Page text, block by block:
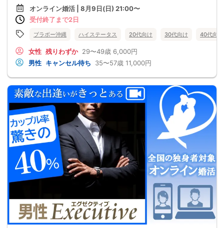
オンライン婚活 | 8月9日(日) 21:00〜
受付終了まで2日
ブラボー沖縄 ハイステータス 20代向け 30代向け 40代向け
女性 残りわずか 29〜49歳 6,000円
男性 キャンセル待ち 35〜57歳 11,000円